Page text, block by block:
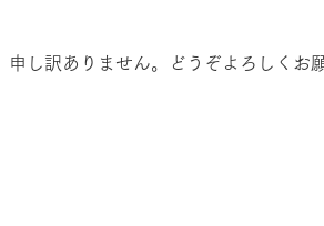
し訳ありません。どうぞよろしくお